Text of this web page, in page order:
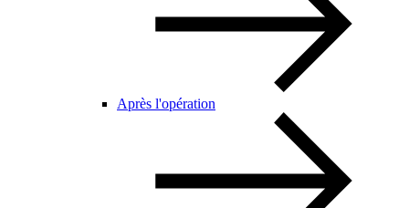
Après l'opération